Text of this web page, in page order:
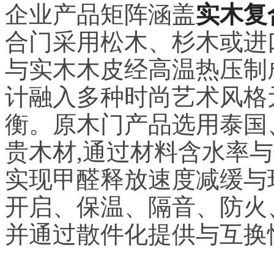
企业产品矩阵涵盖实木复
合门采用松木、杉木或
与实木木皮经高温热压
计融入多种时尚艺术风
衡。原木门产品选用泰
贵木材,通过材料含水率
实现甲醛释放速度减缓
开启、保温、隔音、防
并通过散件化提供与互